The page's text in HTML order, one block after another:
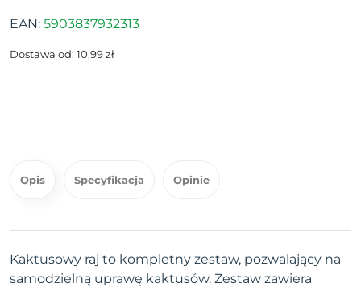
EAN: 5903837932313
Dostawa od: 10,99 zł
Opis Specyfikacja Opinie
Kaktusowy raj to kompletny zestaw, pozwalający na
samodzielną uprawę kaktusów. Zestaw zawiera